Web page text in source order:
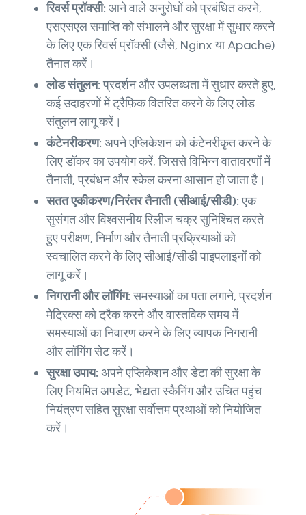
रिवर्स प्रॉक्सी: आने वाले अनुरोधों को प्रबंधित करने,
एसएसएल समाप्ति को संभालने और सुरक्षा में सुधार करने
के लिए एक रिवर्स प्रॉक्सी (जैसे, Nginx या Apache)
तैनात करें।
लोड संतुलन:प्रदर्शन और उपलब्धता में सुधार करते हुए,
कई उदाहरणों में ट्रैफ़िक वितरित करने के लिए लोड
संतुलन लागू करें।
कंटेनरीकरण: अपने एप्लिकेशन को कंटेनरीकृत करने के
लिए डॉकर का उपयोग करें, जिससे विभिन्न वातावरणों में
तैनाती, प्रबंधन और स्केल करना आसान हो जाता है।
सतत एकीकरण/निरंतर तैनाती (सीआई/सीडी):एक
सुसंगत और विश्वसनीय रिलीज चक्र सुनिश्चित करते
हुए परीक्षण, निर्माण और तैनाती प्रक्रियाओं को
स्वचालित करने के लिए सीआई/सीडी पाइपलाइनों को
लागू करें।
निगरानी और लॉगिंग:समस्याओं का पता लगाने, प्रदर्शन
मेट्रिक्स को ट्रैक करने और वास्तविक समय में
समस्याओं का निवारण करने के लिए व्यापक निगरानी
और लॉगिंग सेट करें।
सुरक्षा उपाय: अपने एप्लिकेशन और डेटा की सुरक्षा के
लिए नियमित अपडेट, भेद्यता स्कैनिंग और उचित पहुंच
नियंत्रण सहित सुरक्षा सर्वोत्तम प्रथाओं को नियोजित
करें।